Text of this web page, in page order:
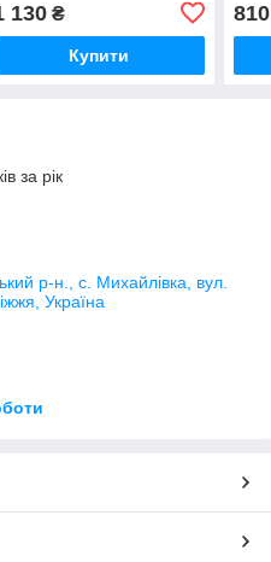
130₴
Купити
810
за рік
р-н., с. Михайлівка, вул.
Україна